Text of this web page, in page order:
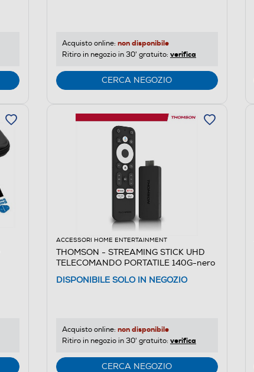
Acquisto online: non disponibile
Ritiro in negozio in 30' gratuito: verifica
CERCA NEGOZIO
ACCESSORI HOME ENTERTAINMENT
THOMSON - STREAMING STICK UHD
TELECOMANDO PORTATILE 140G-nero
DISPONIBILE SOLO IN NEGOZIO
Acquisto online: non disponibile
Ritiro in negozio in 30' gratuito: verifica
CERCA NEGOZIO